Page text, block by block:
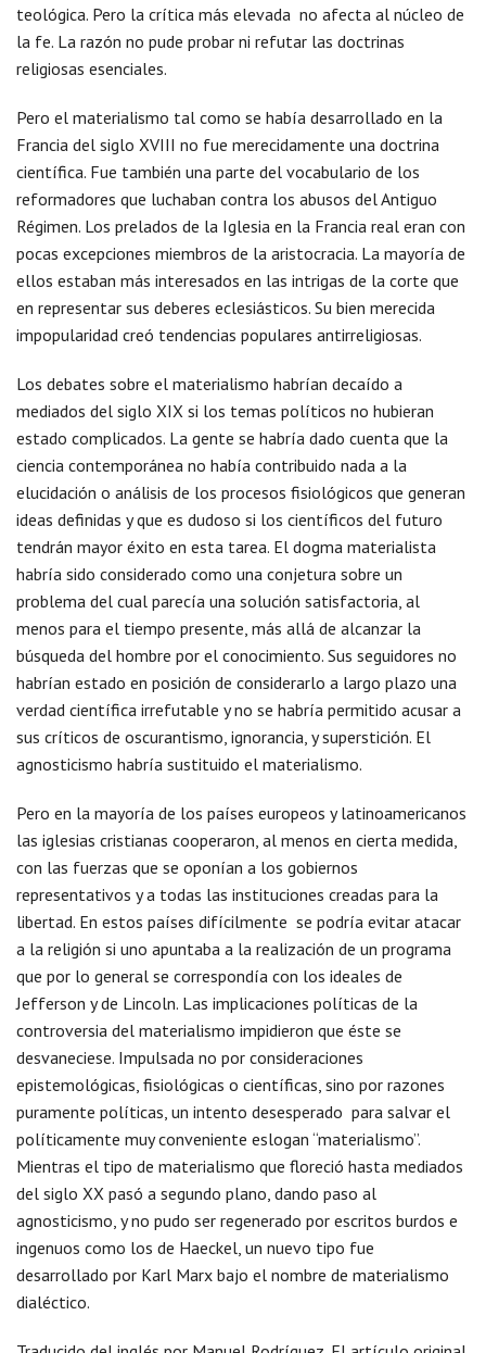
teológica. Pero la crítica más elevada no afecta al núcleo de
la fe. La razón no pude probar ni refutar las doctrinas
religiosas esenciales.
Pero el materialismo tal como se había desarrollado en la
Francia del siglo XVIII no fue merecidamente una doctrina
científica. Fue también una parte del vocabulario de los
reformadores que luchaban contra los abusos del Antiguo
Régimen. Los prelados de la Iglesia en la Francia real eran con
pocas excepciones miembros de la aristocracia. La mayoría de
ellos estaban más interesados en las intrigas de la corte que
en representar sus deberes eclesiásticos. Su bien merecida
impopularidad creó tendencias populares antirreligiosas.
Los debates sobre el materialismo habrían decaído a
mediados del siglo XIX si los temas políticos no hubieran
estado complicados. La gente se habría dado cuenta que la
ciencia contemporánea no había contribuido nada a la
elucidación o análisis de los procesos fisiológicos que generan
ideas definidas y que es dudoso si los científicos del futuro
tendrán mayor éxito en esta tarea. El dogma materialista
habría sido considerado como una conjetura sobre un
problema del cual parecía una solución satisfactoria, al
menos para el tiempo presente, más allá de alcanzar la
búsqueda del hombre por el conocimiento. Sus seguidores no
habrían estado en posición de considerarlo a largo plazo una
verdad científica irrefutable y no se habría permitido acusar a
sus críticos de oscurantismo, ignorancia, y superstición. El
agnosticismo habría sustituido el materialismo.
Pero en la mayoría de los países europeos y latinoamericanos
las iglesias cristianas cooperaron, al menos en cierta medida,
con las fuerzas que se oponían a los gobiernos
representativos y a todas las instituciones creadas para la
libertad. En estos países difícilmente se podría evitar atacar
a la religión si uno apuntaba a la realización de un programa
que por lo general se correspondía con los ideales de
Jefferson y de Lincoln. Las implicaciones políticas de la
controversia del materialismo impidieron que éste se
desvaneciese. Impulsada no por consideraciones
epistemológicas, fisiológicas o científicas, sino por razones
puramente políticas, un intento desesperado para salvar el
políticamente muy conveniente eslogan “materialismo”.
Mientras el tipo de materialismo que floreció hasta mediados
del siglo XX pasó a segundo plano, dando paso al
agnosticismo, y no pudo ser regenerado por escritos burdos e
ingenuos como los de Haeckel, un nuevo tipo fue
desarrollado por Karl Marx bajo el nombre de materialismo
dialéctico.